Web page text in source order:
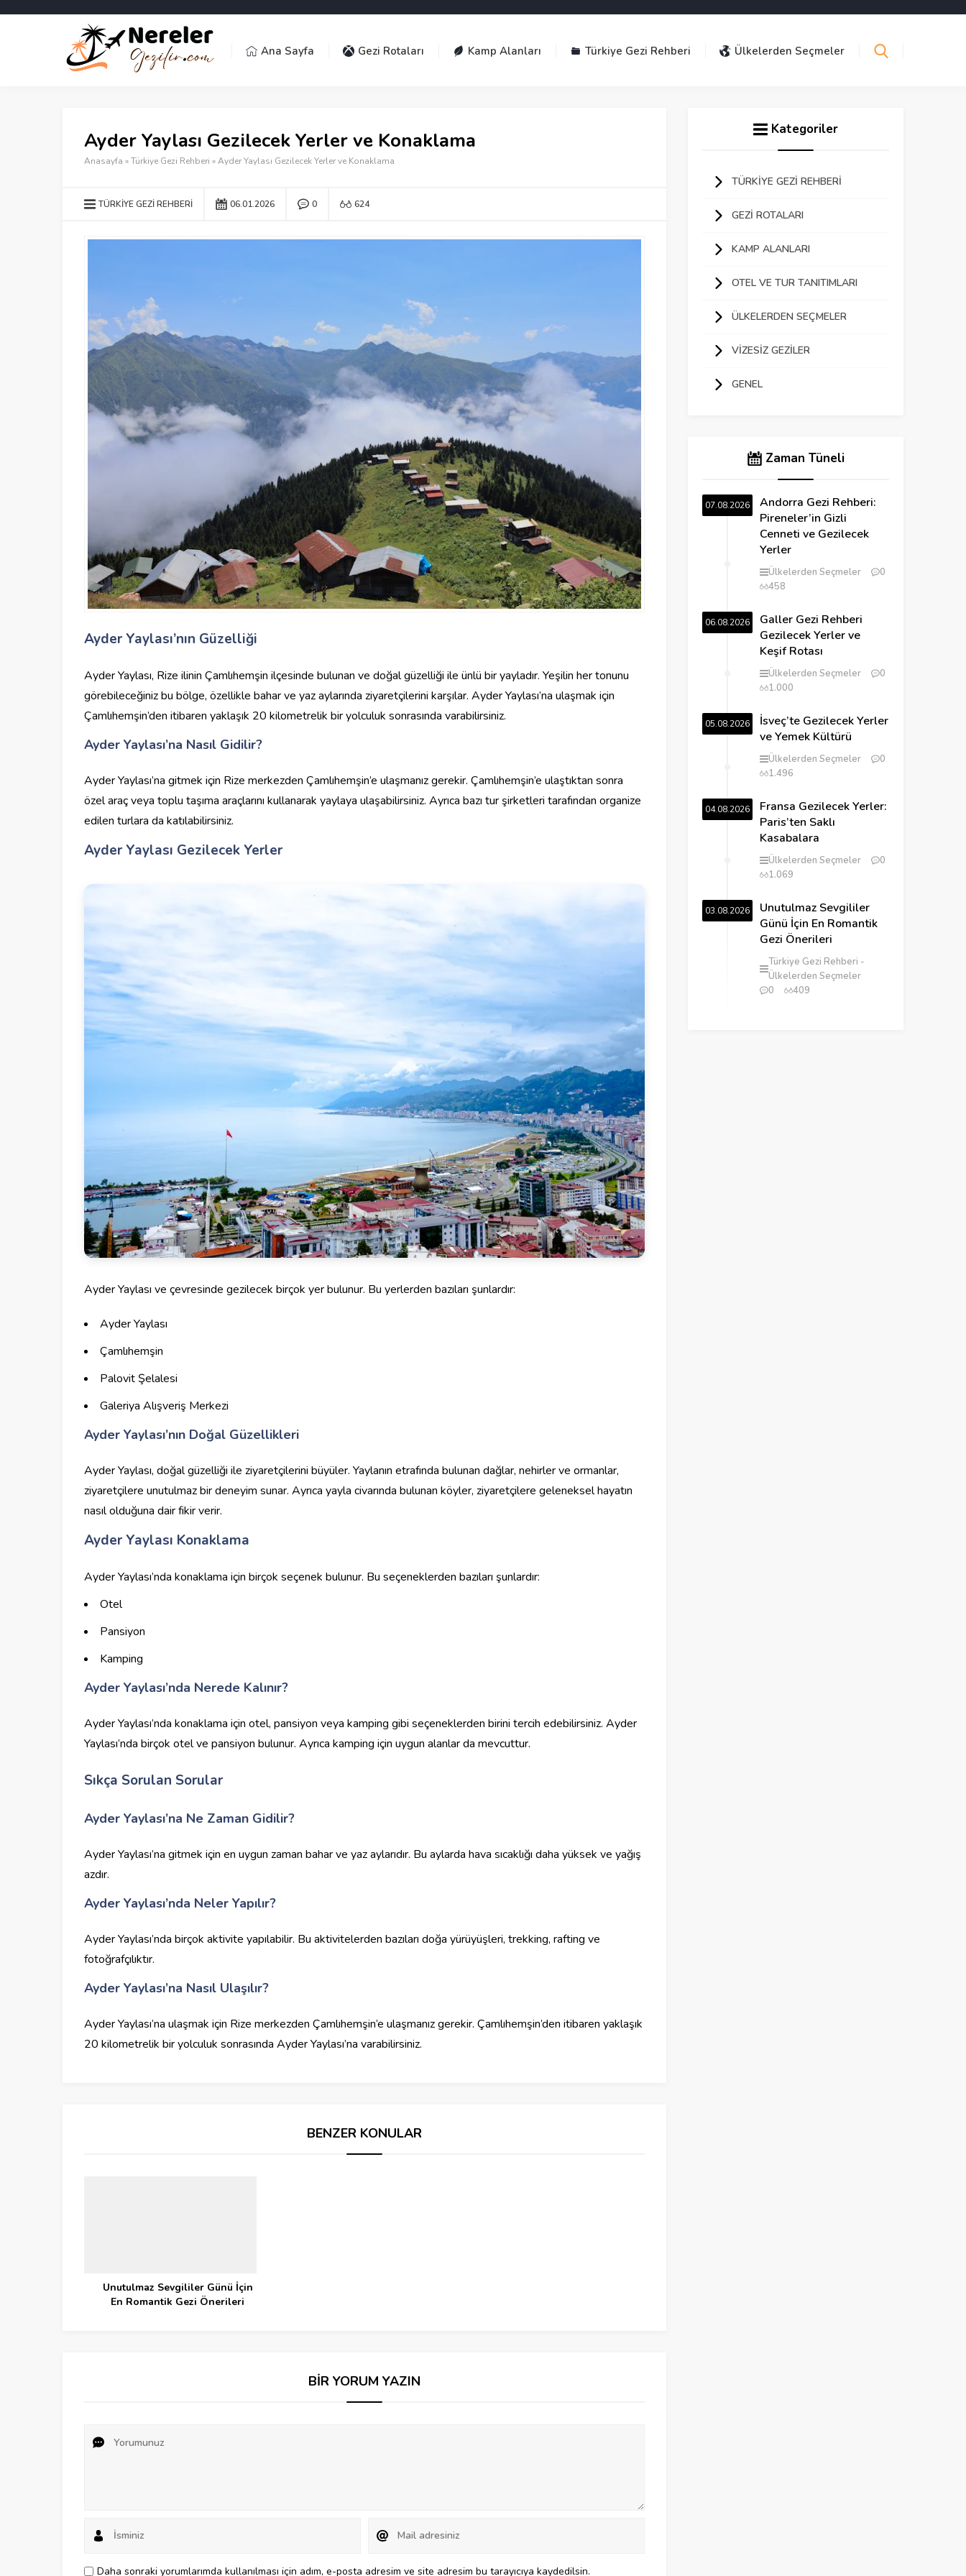
Ana Sayfa Gezi Rotaları Kamp Alanları Türkiye Gezi Rehberi Ülkelerden Seçmeler
Ayder Yaylası Gezilecek Yerler ve Konaklama
Anasayfa »Türkiye Gezi Rehberi »Ayder Yaylası Gezilecek Yerler ve Konaklama
TÜRKIYE GEZI REHBERI 06.01.2026 0 624
Ayder Yaylası’nın Güzelliği
Ayder Yaylası, Rize ilinin Çamlıhemşin ilçesinde bulunan ve doğal güzelliği ile ünlü bir yayladır. Yeşilin her tonunu
görebileceğiniz bu bölge, özellikle bahar ve yaz aylarında ziyaretçilerini karşılar. Ayder Yaylası’na ulaşmak için
Çamlıhemşin’den itibaren yaklaşık 20 kilometrelik bir yolculuk sonrasında varabilirsiniz.
Ayder Yaylası’na Nasıl Gidilir?
Ayder Yaylası’na gitmek için Rize merkezden Çamlıhemşin’e ulaşmanız gerekir. Çamlıhemşin’e ulaştıktan sonra
özel araç veya toplu taşıma araçlarını kullanarak yaylaya ulaşabilirsiniz. Ayrıca bazı tur şirketleri tarafından organize
edilen turlara da katılabilirsiniz.
Ayder Yaylası Gezilecek Yerler
Ayder Yaylası ve çevresinde gezilecek birçok yer bulunur. Bu yerlerden bazıları şunlardır:
Ayder Yaylası
Çamlıhemşin
Palovit Şelalesi
Galeriya Alışveriş Merkezi
Ayder Yaylası’nın Doğal Güzellikleri
Ayder Yaylası, doğal güzelliği ile ziyaretçilerini büyüler. Yaylanın etrafında bulunan dağlar, nehirler ve ormanlar,
ziyaretçilere unutulmaz bir deneyim sunar. Ayrıca yayla civarında bulunan köyler, ziyaretçilere geleneksel hayatın
nasıl olduğuna dair fikir verir.
Ayder Yaylası Konaklama
Ayder Yaylası’nda konaklama için birçok seçenek bulunur. Bu seçeneklerden bazıları şunlardır:
Otel
Pansiyon
Kamping
Ayder Yaylası’nda Nerede Kalınır?
Ayder Yaylası’nda konaklama için otel, pansiyon veya kamping gibi seçeneklerden birini tercih edebilirsiniz. Ayder
Yaylası’nda birçok otel ve pansiyon bulunur. Ayrıca kamping için uygun alanlar da mevcuttur.
Sıkça Sorulan Sorular
Ayder Yaylası’na Ne Zaman Gidilir?
Ayder Yaylası’na gitmek için en uygun zaman bahar ve yaz aylarıdır. Bu aylarda hava sıcaklığı daha yüksek ve yağış
azdır.
Ayder Yaylası’nda Neler Yapılır?
Ayder Yaylası’nda birçok aktivite yapılabilir. Bu aktivitelerden bazıları doğa yürüyüşleri, trekking, rafting ve
fotoğrafçılıktır.
Ayder Yaylası’na Nasıl Ulaşılır?
Ayder Yaylası’na ulaşmak için Rize merkezden Çamlıhemşin’e ulaşmanız gerekir. Çamlıhemşin’den itibaren yaklaşık
20 kilometrelik bir yolculuk sonrasında Ayder Yaylası’na varabilirsiniz.
BENZER KONULAR
Unutulmaz Sevgililer Günü İçin
En Romantik Gezi Önerileri
BİR YORUM YAZIN
Daha sonraki yorumlarımda kullanılması için adım, e-posta adresim ve site adresim bu tarayıcıya kaydedilsin.
Kategoriler
TÜRKIYE GEZI REHBERI
GEZI ROTALARI
KAMP ALANLARI
OTEL VE TUR TANITIMLARI
ÜLKELERDEN SEÇMELER
VIZESIZ GEZILER
GENEL
Zaman Tüneli
07.08.2026
Andorra Gezi Rehberi:
Pireneler’in Gizli
Cenneti ve Gezilecek
Yerler
Ülkelerden Seçmeler
0
458
06.08.2026
Galler Gezi Rehberi
Gezilecek Yerler ve
Keşif Rotası
Ülkelerden Seçmeler
0
1.000
05.08.2026
İsveç’te Gezilecek Yerler
ve Yemek Kültürü
Ülkelerden Seçmeler
0
1.496
04.08.2026
Fransa Gezilecek Yerler:
Paris’ten Saklı
Kasabalara
Ülkelerden Seçmeler
0
1.069
03.08.2026
Unutulmaz Sevgililer
Günü İçin En Romantik
Gezi Önerileri
Türkiye Gezi Rehberi
Ülkelerden Seçmeler
0
409